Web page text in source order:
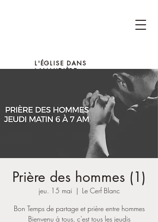
L'ÉGLISE DANS
LANAUDIÈRE
Prière des hommes (1)
jeu. 15 mai
  |
Le Cerf Blanc
Bon Temps de partage et prière entre hommes
Bienvenu à tous, c'est tous les jeudis